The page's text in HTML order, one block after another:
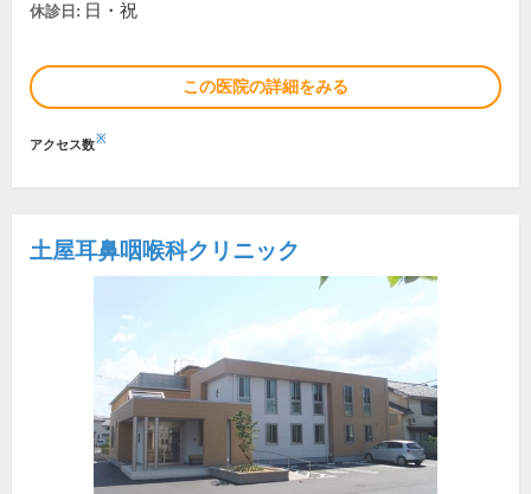
休診日: 日・祝
この医院の詳細をみる
アクセス数※
土屋耳鼻咽喉科クリニック